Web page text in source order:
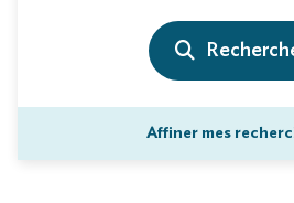
Affiner mes